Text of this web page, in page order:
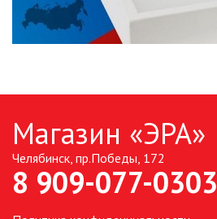
Магазин «ЭРА»
Челябинск, пр.Победы, 172
8 909-077-0303